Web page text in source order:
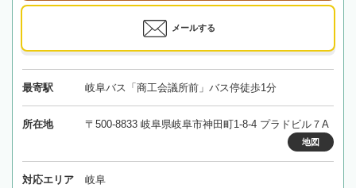
メールする
最寄駅 岐阜バス「商工会議所前」バス停徒歩1分
所在地 〒500-8833 岐阜県岐阜市神田町1-8-4 プラドビル７A
地図
対応エリア 岐阜